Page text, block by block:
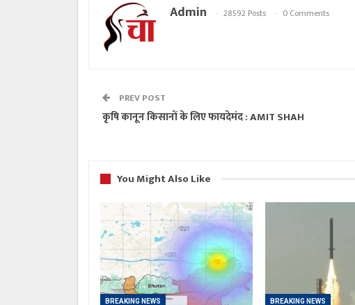
Admin 28592 Posts 0 Comments
PREV POST
कृषि कानून किसानों के लिए फायदेमंद : AMIT SHAH
You Might Also Like
BREAKING NEWS BREAKING NEWS